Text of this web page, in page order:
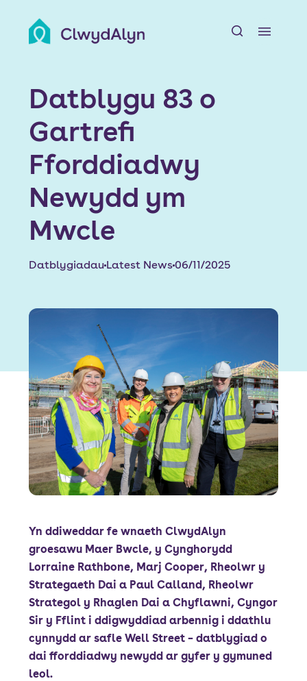
Amdanom ni
Adnoddau Preswylwyr
Chwiliwch am Gartref
Ein Datblygiadau
Newyddion a Digwyddiadau
Swyddi
Language
Porth Preswylwyr Mewngofnodi Staff
Datblygu 83 o
Gartrefi
Fforddiadwy
Newydd ym
Mwcle
Datblygiadau Latest News06/11/2025
Yn ddiweddar fe wnaeth ClwydAlyn
groesawu Maer Bwcle, y Cynghorydd
Lorraine Rathbone, Marj Cooper, Rheolwr y
Strategaeth Dai a Paul Calland, Rheolwr
Strategol y Rhaglen Dai a Chyflawni, Cyngor
Sir y Fflint i ddigwyddiad arbennig i ddathlu
cynnydd ar safle Well Street – datblygiad o
dai fforddiadwy newydd ar gyfer y gymuned
leol.